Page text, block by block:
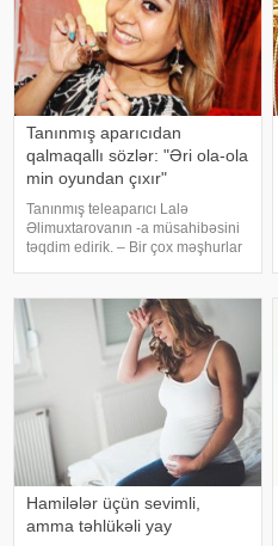
Tanınmış aparıcıdan
qalmaqallı sözlər: "Əri ola-ola
min oyundan çıxır"
Tanınmış teleaparıcı Lalə
Əlimuxtarovanın -a müsahibəsini
təqdim edirik. – Bir çox məşhurlar
daha çox kimin üzərinə düşür-kişi,
ya qadının?. – Düzdür, bəzən
deyirlə
Hamilələr üçün sevimli,
amma təhlükəli yay